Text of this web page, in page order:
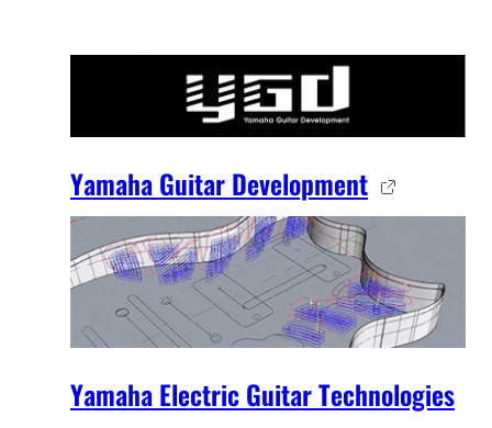
Yamaha Guitar Development
Yamaha Electric Guitar Technologies